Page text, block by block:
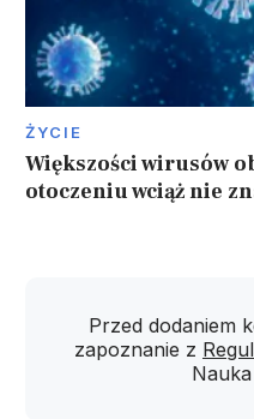
ŻYCIE
Większości wirusów
otoczeniu wciąż nie
Przed dodaniem
zapoznanie z